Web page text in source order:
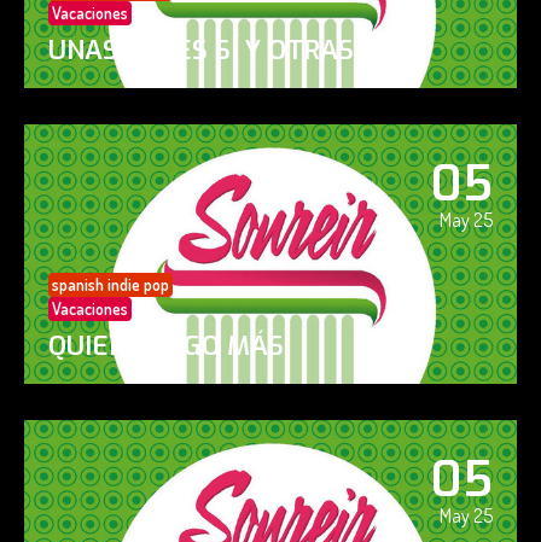
Vacaciones
UNAS VECES SÍ Y OTRAS NO
05
May 25
spanish indie pop
Vacaciones
QUIERO ALGO MÁS
05
May 25